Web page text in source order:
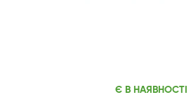
Є В НАЯВНОСТІ